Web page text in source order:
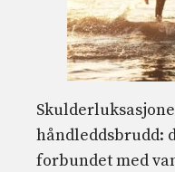
håndleddsbrudd:
forbundet med